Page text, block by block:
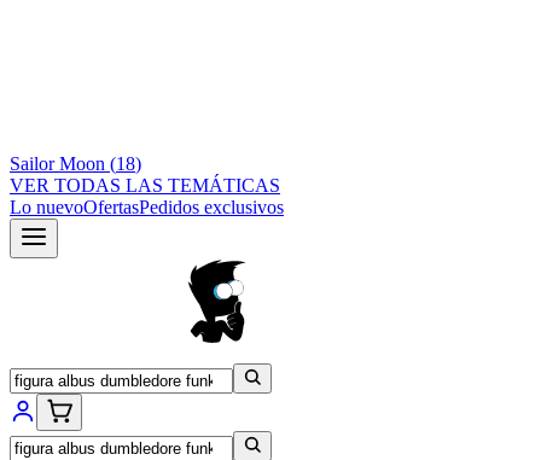
Sailor Moon (18)
VER TODAS LAS TEMÁTICAS
Lo nuevoOfertasPedidos exclusivos